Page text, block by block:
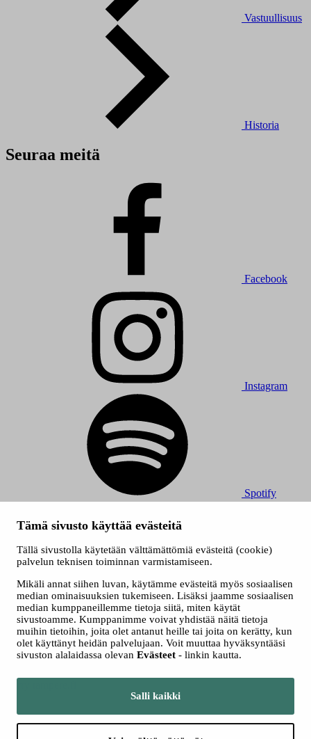
Tämä sivusto käyttää evästeitä
Tällä sivustolla käytetään välttämättömiä evästeitä (cookie)
palvelun teknisen toiminnan varmistamiseen.
Mikäli annat siihen luvan, käytämme evästeitä myös sosiaalisen
median ominaisuuksien tukemiseen. Lisäksi jaamme sosiaalisen
median kumppaneillemme tietoja siitä, miten käytät
sivustoamme. Kumppanimme voivat yhdistää näitä tietoja
muihin tietoihin, joita olet antanut heille tai joita on kerätty, kun
olet käyttänyt heidän palvelujaan. Voit muuttaa hyväksyntääsi
sivuston alalaidassa olevan Evästeet - linkin kautta.
Salli kaikki
Vastuullisuus
Historia
Seuraa meitä
Facebook
Instagram
Spotify
Kaikki oikeudet muutoksiin pidätetään.
Saavutettavuusseloste
Tietosuojaselosteet